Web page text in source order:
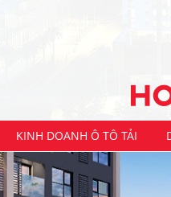
KINH DOANH Ô TÔ TẢI